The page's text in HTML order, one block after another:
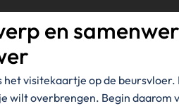
en
het visitekaartje op de
wilt overbrengen. Begin